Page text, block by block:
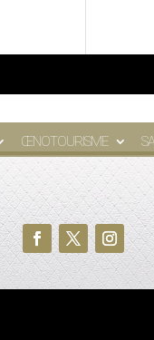
ŒNOTOURISME